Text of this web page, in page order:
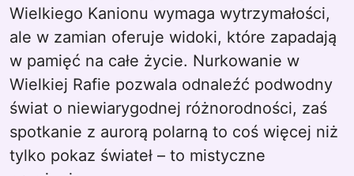
Wielkiego Kanionu wymaga wytrzymałości,
ale w zamian oferuje widoki, które zapadają
w pamięć na całe życie. Nurkowanie w
Wielkiej Rafie pozwala odnaleźć podwodny
świat o niewiarygodnej różnorodności, zaś
spotkanie z aurorą polarną to coś więcej niż
tylko pokaz świateł – to mistyczne